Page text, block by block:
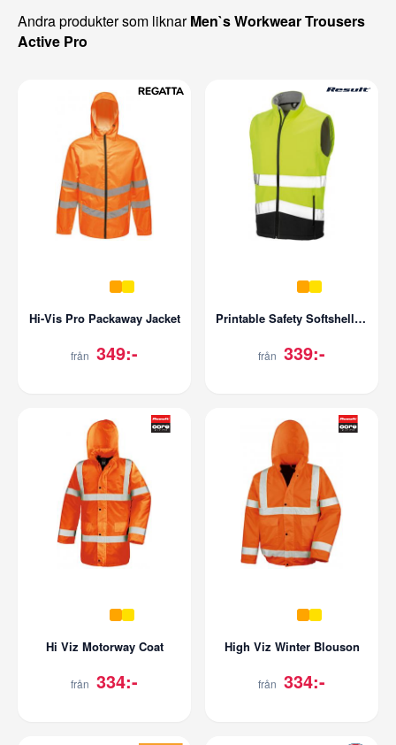
Andra produkter som liknarMen`s Workwear Trousers
Active Pro
Hi-Vis Pro Packaway Jacket
från 349:-
Printable Safety Softshell Gilet
från 339:-
Hi Viz Motorway Coat
från 334:-
High Viz Winter Blouson
från 334:-